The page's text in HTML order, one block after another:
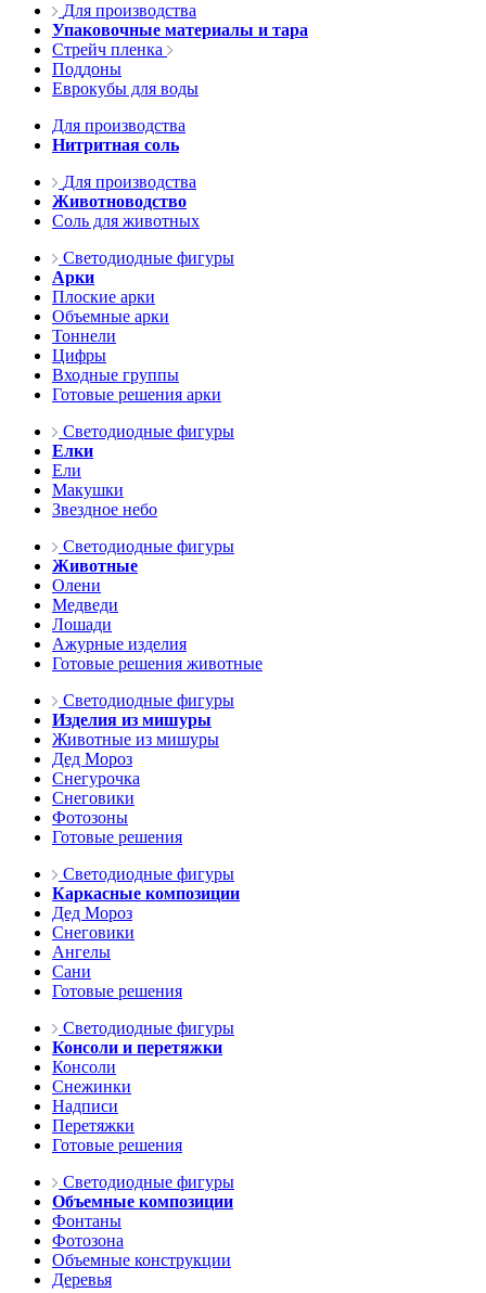
Для производства
Упаковочные материалы и тара
Стрейч пленка
Поддоны
Еврокубы для воды
Для производства
Нитритная соль
Для производства
Животноводство
Соль для животных
Светодиодные фигуры
Арки
Плоские арки
Объемные арки
Тоннели
Цифры
Входные группы
Готовые решения арки
Светодиодные фигуры
Елки
Ели
Макушки
Звездное небо
Светодиодные фигуры
Животные
Олени
Медведи
Лошади
Ажурные изделия
Готовые решения животные
Светодиодные фигуры
Изделия из мишуры
Животные из мишуры
Дед Мороз
Снегурочка
Снеговики
Фотозоны
Готовые решения
Светодиодные фигуры
Каркасные композиции
Дед Мороз
Снеговики
Ангелы
Сани
Готовые решения
Светодиодные фигуры
Консоли и перетяжки
Консоли
Снежинки
Надписи
Перетяжки
Готовые решения
Светодиодные фигуры
Объемные композиции
Фонтаны
Фотозона
Объемные конструкции
Деревья